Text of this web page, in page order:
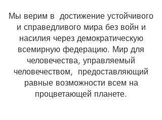
Мы верим в достижение устойчивого
и справедливого мира без войн и
насилия через демократическую
всемирную федерацию. Мир для
человечества, управляемый
человечеством, предоставляющий
равные возможности всем на
процветающей планете.